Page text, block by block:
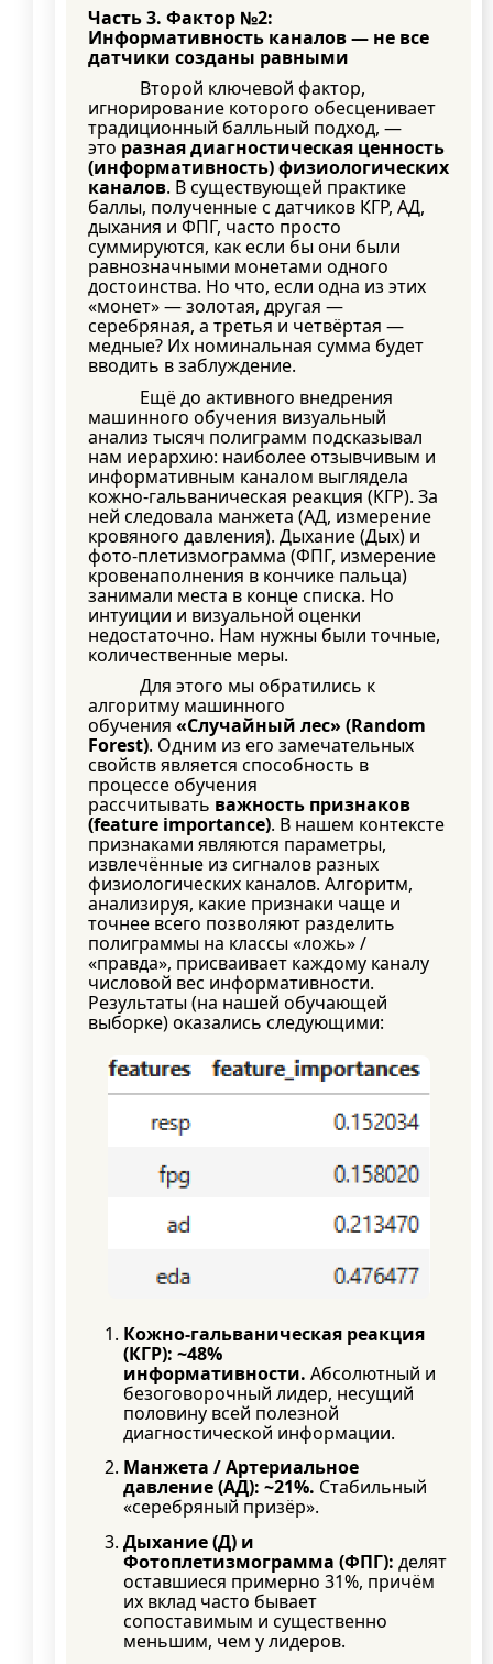
Часть 3. Фактор №2:
Информативность каналов — не все
датчики созданы равными
Второй ключевой фактор,
игнорирование которого обесценивает
традиционный балльный подход, —
это разная диагностическая ценность
(информативность) физиологических
каналов. В существующей практике
баллы, полученные с датчиков КГР, АД,
дыхания и ФПГ, часто просто
суммируются, как если бы они были
равнозначными монетами одного
достоинства. Но что, если одна из этих
«монет» — золотая, другая —
серебряная, а третья и четвёртая —
медные? Их номинальная сумма будет
вводить в заблуждение.
Ещё до активного внедрения
машинного обучения визуальный
анализ тысяч полиграмм подсказывал
нам иерархию: наиболее отзывчивым и
информативным каналом выглядела
кожно-гальваническая реакция (КГР). За
ней следовала манжета (АД, измерение
кровяного давления). Дыхание (Дых) и
фото-плетизмограмма (ФПГ, измерение
кровенаполнения в кончике пальца)
занимали места в конце списка. Но
интуиции и визуальной оценки
недостаточно. Нам нужны были точные,
количественные меры.
Для этого мы обратились к
алгоритму машинного
обучения «Случайный лес» (Random
Forest). Одним из его замечательных
свойств является способность в
процессе обучения
рассчитывать важность признаков
(feature importance). В нашем контексте
признаками являются параметры,
извлечённые из сигналов разных
физиологических каналов. Алгоритм,
анализируя, какие признаки чаще и
точнее всего позволяют разделить
полиграммы на классы «ложь» /
«правда», присваивает каждому каналу
числовой вес информативности.
Результаты (на нашей обучающей
выборке) оказались следующими:
Кожно-гальваническая реакция
(КГР): ~48%
информативности. Абсолютный и
безоговорочный лидер, несущий
половину всей полезной
диагностической информации.
Манжета / Артериальное
давление (АД): ~21%. Стабильный
«серебряный призёр».
Дыхание (Д) и
Фотоплетизмограмма (ФПГ): делят
оставшиеся примерно 31%, причём
их вклад часто бывает
сопоставимым и существенно
меньшим, чем у лидеров.